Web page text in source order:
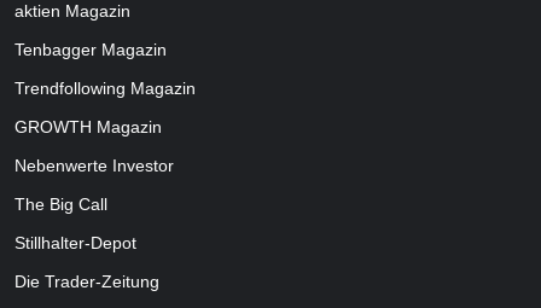
aktien Magazin
Tenbagger Magazin
Trendfollowing Magazin
GROWTH Magazin
Nebenwerte Investor
The Big Call
Stillhalter-Depot
Die Trader-Zeitung